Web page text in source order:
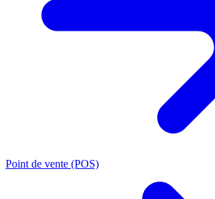
Point de vente (POS)